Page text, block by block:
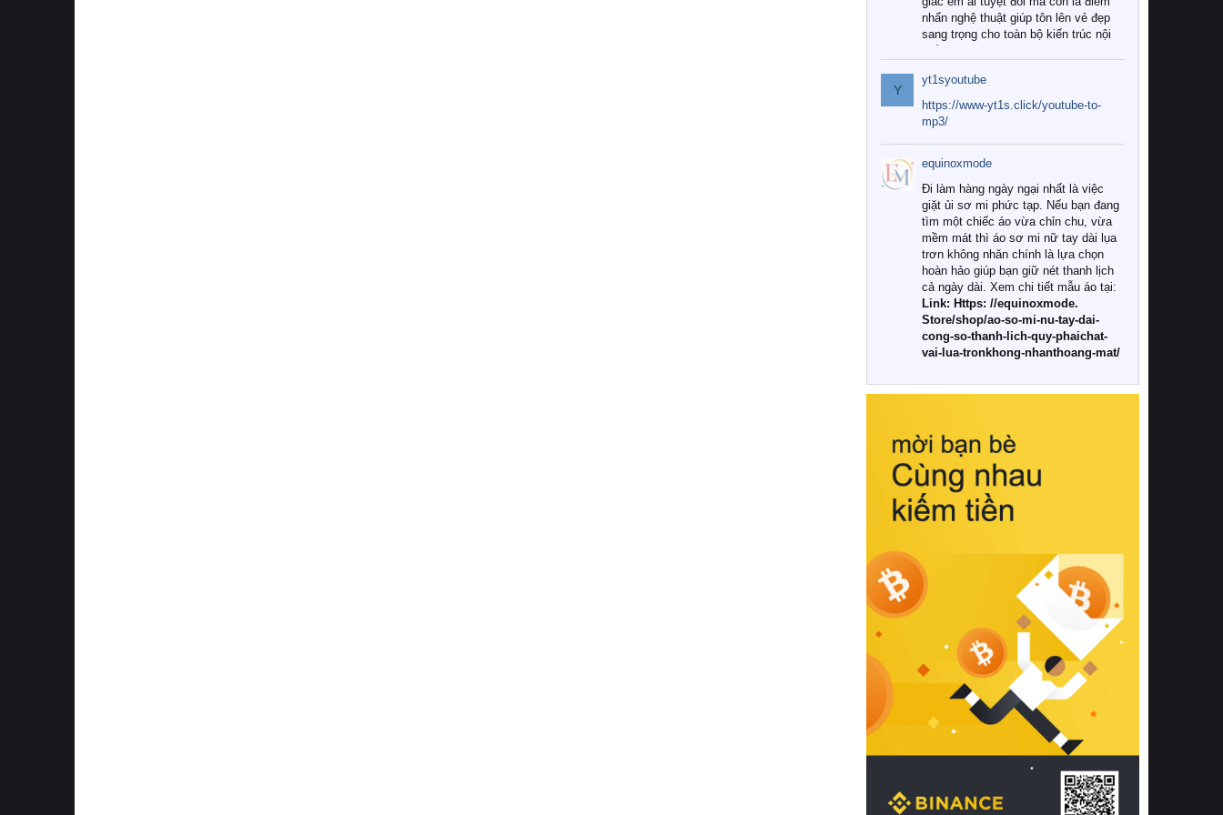
nhấn nghệ thuật giúp tôn lên vẻ đẹp
sang trọng cho toàn bộ kiến trúc nội
Tuy nhiên, giữa thị trường đa dạng
với vô vàn thương hiệu và mẫu mã
như hiện nay, làm thế nào để chọn
được những bộ chăn ga gối đệm cao
cấp thực sự chất lượng, phù hợp với
khí hậu và nhu cầu sử dụng của gia
đình? Hãy cùng chúng tôi đi tìm lời
giải đáp chi tiết qua bài viết dưới đây.
1. Tại sao các gia đình hiện đại lại ưa
chuộng chăn ga gối đệm cao cấp?
Khác với các dòng sản phẩm thông
thường, những bộ chăn ga gối đệm
cao cấp trải qua quy trình sản xuất
nghiêm ngặt từ khâu chọn lọc nguyên
liệu tự nhiên đến công nghệ dệt
nhuộm hiện đại không chứa hóa chất
này, bạn sẽ cảm nhận rõ rệt sự khác
hồi chuẩn xác của phần đệm nâng đỡ
cột sống.
Bên cạnh đó, việc lựa chọn các dòng
sản phẩm đạt chuẩn chất lượng quốc
tế còn giúp ngăn ngừa tình trạng kích
khuẩn và nấm mốc trong điều kiện
thời tiết nóng ẩm. Bạn có thể tìm hiểu
thêm các nghiên cứu khoa học về tác
động của giấc ngủ và môi trường
phòng ngủ đối với sức khỏe con
người tại Sleep Foundation (External
Link) để có cái nhìn toàn diện hơn.
2. Các tiêu chí vàng khi lựa chọn
chăn ga gối đệm cao cấp cho phòng
ngủ
Để sở hữu một bộ chăn ga gối đệm
cao cấp hoàn hảo cả về thẩm mỹ lẫn
công năng, người tiêu dùng cần cân
nhắc kỹ lưỡng các tiêu chí quan trọng
Y
yt1syoutube
https://www-yt1s.click/youtube-to-
mp3/
equinoxmode
Đi làm hàng ngày ngại nhất là việc
giặt ủi sơ mi phức tạp. Nếu bạn đang
tìm một chiếc áo vừa chỉn chu, vừa
mềm mát thì áo sơ mi nữ tay dài lụa
trơn không nhăn chính là lựa chọn
hoàn hảo giúp bạn giữ nét thanh lịch
cả ngày dài. Xem chi tiết mẫu áo tại:
Link: Https: //equinoxmode.
Store/shop/ao-so-mi-nu-tay-dai-
cong-so-thanh-lich-quy-phaichat-
vai-lua-tronkhong-nhanthoang-mat/